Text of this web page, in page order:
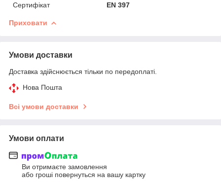
Сертифікат EN 397
Приховати
Умови доставки
Доставка здійснюється тільки по передоплаті.
Нова Пошта
Всі умови доставки
Умови оплати
Ви отримаєте замовлення
або гроші повернуться на вашу картку